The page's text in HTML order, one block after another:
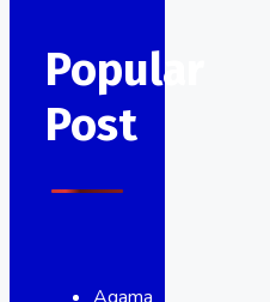
Popular
Post